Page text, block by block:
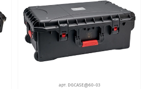
арт. DGCASE@60-03